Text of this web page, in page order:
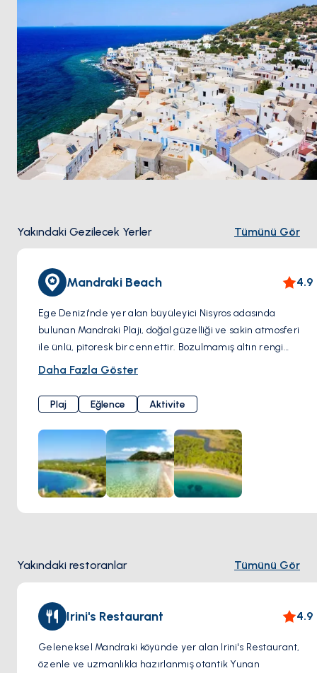
Yakındaki Gezilecek Yerler Tümünü Gör
Mandraki Beach 4.9
Ege Denizi'nde yer alan büyüleyici Nisyros adasında
bulunan Mandraki Plajı, doğal güzelliği ve sakin atmosferi
ile ünlü, pitoresk bir cennettir. Bozulmamış altın rengi
kumlara ve berrak turkuaz sulara sahip olan Mandraki Plajı,
çıkarmak için mükemmel bir inziva yeri sunmaktadır.
Sağlam kayalıklar ve yemyeşil bitki örtüsü ile çevrili
Mandraki Plajı, güneşlenmek, yüzmek ve su sporlarının
keyfini çıkarmak için çarpıcı bir zemin sağlar. İster macera,
ister rahatlama arıyor olun, bu cennet gibi bir plaj, şnorkelli
yüzme, dalış ve Ege Denizi'nin sualtı harikalarını keşfetme
fırsatları sunarak tüm tercihlere hitap etmektedir
Daha Fazla Göster
Plaj Eğlence Aktivite
Yakındaki restoranlar Tümünü Gör
Irini's Restaurant 4.9
Geleneksel Mandraki köyünde yer alan Irini's Restaurant,
özenle ve uzmanlıkla hazırlanmış otantik Yunan